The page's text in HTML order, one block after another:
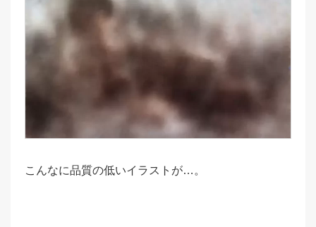
こんなに品質の低いイラストが…。